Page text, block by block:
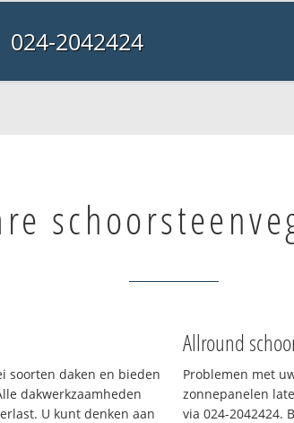
024-2042424
soorten daken en bieden
dakwerkzaamheden
U kunt denken aan
Allround
Problemen met
zonnepanelen
via 024-2042424.